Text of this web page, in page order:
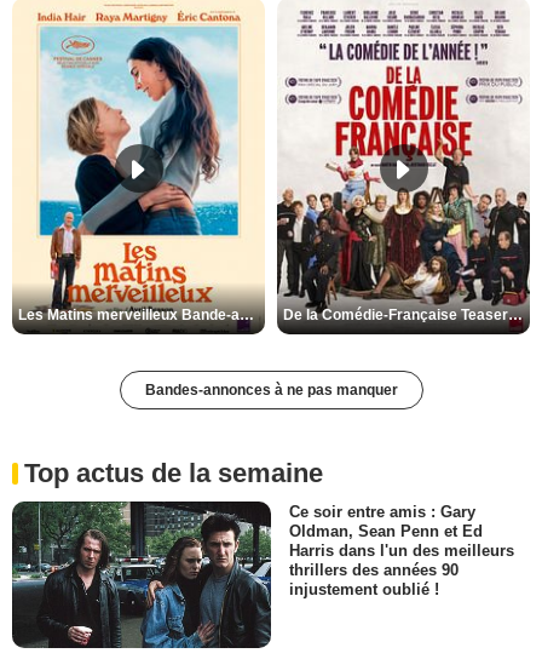
Les Matins merveilleux Bande-annonce VF De la Comédie-Française Teaser VF
Bandes-annonces à ne pas manquer
Top actus de la semaine
Ce soir entre amis : Gary
Oldman, Sean Penn et Ed
Harris dans l'un des meilleurs
thrillers des années 90
injustement oublié !